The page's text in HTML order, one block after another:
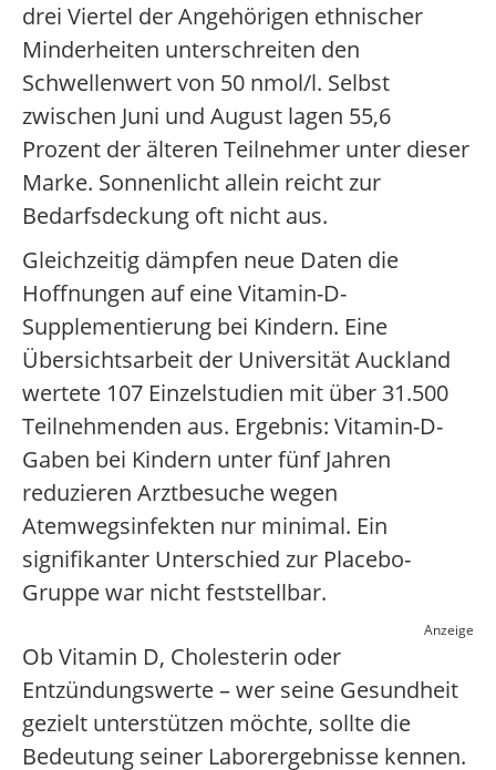
drei Viertel der Angehörigen ethnischer
Minderheiten unterschreiten den
Schwellenwert von 50 nmol/l. Selbst
zwischen Juni und August lagen 55,6
Prozent der älteren Teilnehmer unter dieser
Marke. Sonnenlicht allein reicht zur
Bedarfsdeckung oft nicht aus.
Gleichzeitig dämpfen neue Daten die
Hoffnungen auf eine Vitamin-D-
Supplementierung bei Kindern. Eine
Übersichtsarbeit der Universität Auckland
wertete 107 Einzelstudien mit über 31.500
Teilnehmenden aus. Ergebnis: Vitamin-D-
Gaben bei Kindern unter fünf Jahren
reduzieren Arztbesuche wegen
Atemwegsinfekten nur minimal. Ein
signifikanter Unterschied zur Placebo-
Gruppe war nicht feststellbar.
Anzeige
Ob Vitamin D, Cholesterin oder
Entzündungswerte – wer seine Gesundheit
gezielt unterstützen möchte, sollte die
Bedeutung seiner Laborergebnisse kennen.